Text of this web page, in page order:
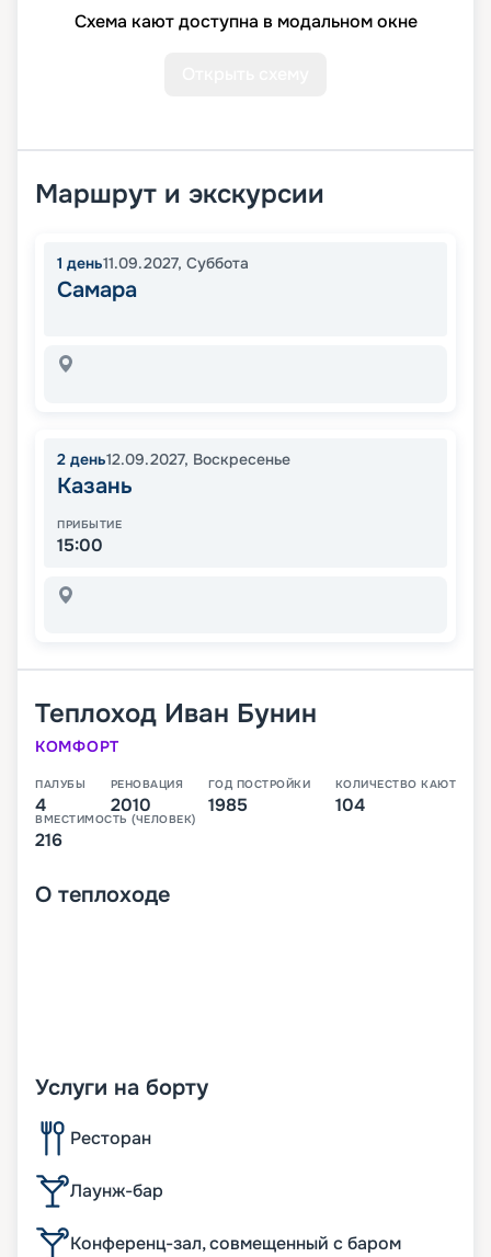
Схема кают доступна в модальном окне
Маршрут и экскурсии
1 день11.09.2027, Суббота
Самара
2 день12.09.2027, Воскресенье
Казань
ПРИБЫТИЕ
15:00
Теплоход Иван Бунин
КОМФОРТ
ПАЛУБЫ
4
РЕНОВАЦИЯ
2010
ГОД ПОСТРОЙКИ
1985
КОЛИЧЕСТВО КАЮТ
104
ВМЕСТИМОСТЬ (ЧЕЛОВЕК)
216
О теплоходе
Услуги на борту
Ресторан
Лаунж-бар
Конференц-зал, совмещенный с баром